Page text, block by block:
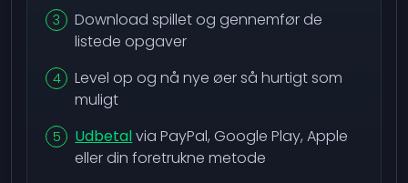
Download spillet og gennemfør de
listede opgaver
Level op og nå nye øer så hurtigt som
muligt
Udbetalvia PayPal, Google Play, Apple
eller din foretrukne metode